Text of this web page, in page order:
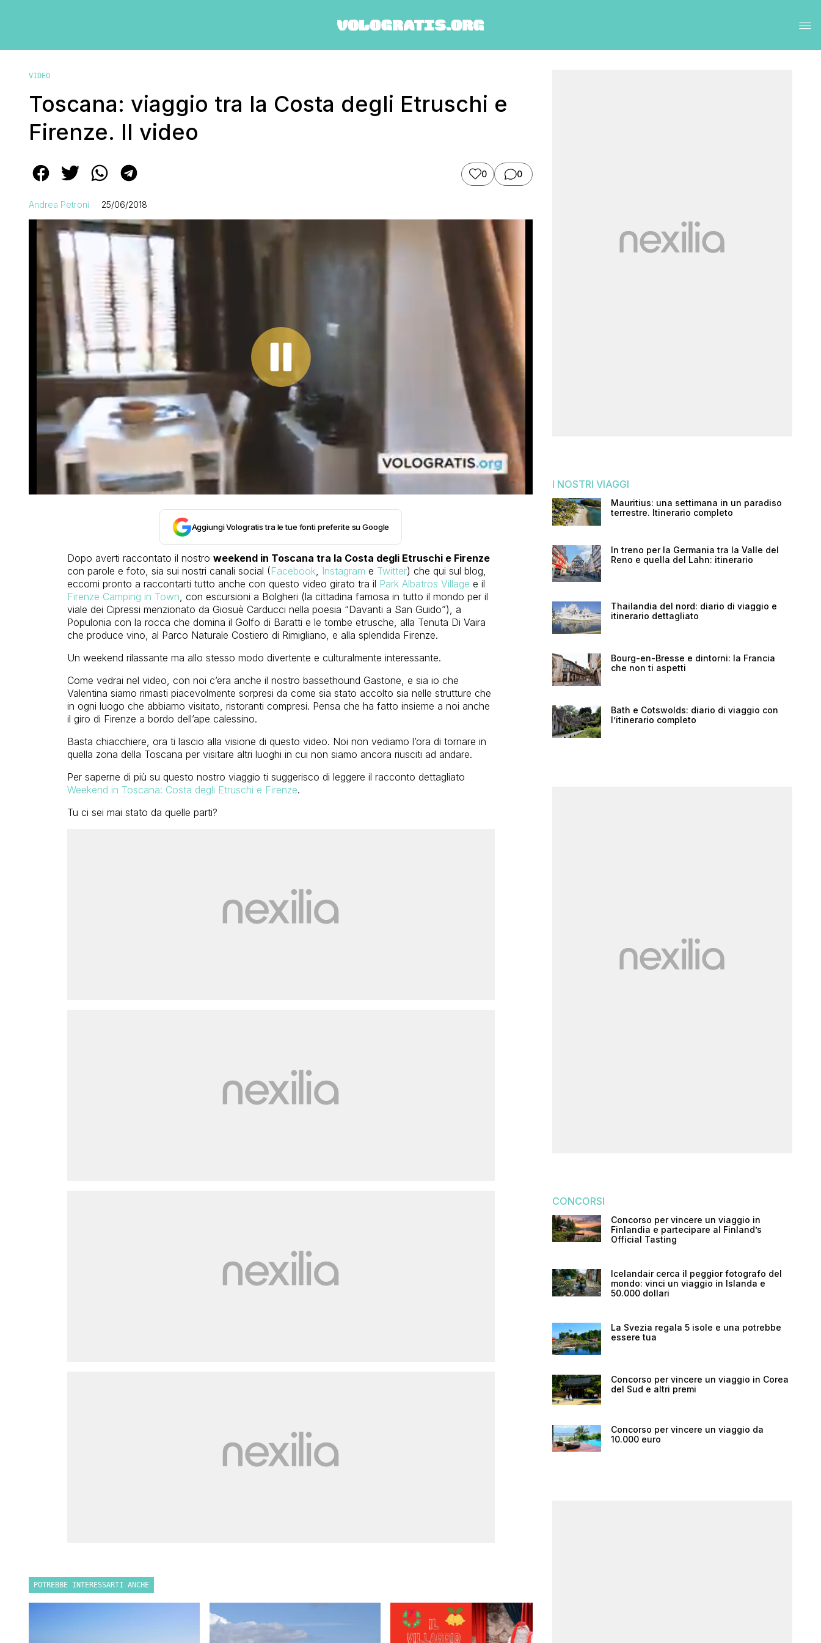
VIDEO
Toscana: viaggio tra la Costa degli Etruschi e
Firenze. Il video
0 0
Andrea Petroni 25/06/2018
Aggiungi Vologratis tra le tue fonti preferite su Google
Dopo averti raccontato il nostro weekend in Toscana tra la Costa degli Etruschi e Firenze
con parole e foto, sia sui nostri canali social (Facebook Instagram e Twitter) che qui sul blog,
eccomi pronto a raccontarti tutto anche con questo video girato tra il Park Albatros Village e il
Firenze Camping in Town , con escursioni a Bolgheri (la cittadina famosa in tutto il mondo per il
viale dei Cipressi menzionato da Giosuè Carducci nella poesia “Davanti a San Guido”), a
Populonia con la rocca che domina il Golfo di Baratti e le tombe etrusche, alla Tenuta Di Vaira
che produce vino, al Parco Naturale Costiero di Rimigliano, e alla splendida Firenze.
Un weekend rilassante ma allo stesso modo divertente e culturalmente interessante.
Come vedrai nel video, con noi c’era anche il nostro bassethound Gastone, e sia io che
Valentina siamo rimasti piacevolmente sorpresi da come sia stato accolto sia nelle strutture che
in ogni luogo che abbiamo visitato, ristoranti compresi. Pensa che ha fatto insieme a noi anche
il giro di Firenze a bordo dell’ape calessino.
Basta chiacchiere, ora ti lascio alla visione di questo video. Noi non vediamo l’ora di tornare in
quella zona della Toscana per visitare altri luoghi in cui non siamo ancora riusciti ad andare.
Per saperne di più su questo nostro viaggio ti suggerisco di leggere il racconto dettagliato
Weekend in Toscana: Costa degli Etruschi e Firenze.
Tu ci sei mai stato da quelle parti?
POTREBBE INTERESSARTI ANCHE
I NOSTRI VIAGGI
Mauritius: una settimana in un paradiso
terrestre. Itinerario completo
In treno per la Germania tra la Valle del
Reno e quella del Lahn: itinerario
Thailandia del nord: diario di viaggio e
itinerario dettagliato
Bourg-en-Bresse e dintorni: la Francia
che non ti aspetti
Bath e Cotswolds: diario di viaggio con
l’itinerario completo
CONCORSI
Concorso per vincere un viaggio in
Finlandia e partecipare al Finland’s
Official Tasting
Icelandair cerca il peggior fotografo del
mondo: vinci un viaggio in Islanda e
50.000 dollari
La Svezia regala 5 isole e una potrebbe
essere tua
Concorso per vincere un viaggio in Corea
del Sud e altri premi
Concorso per vincere un viaggio da
10.000 euro